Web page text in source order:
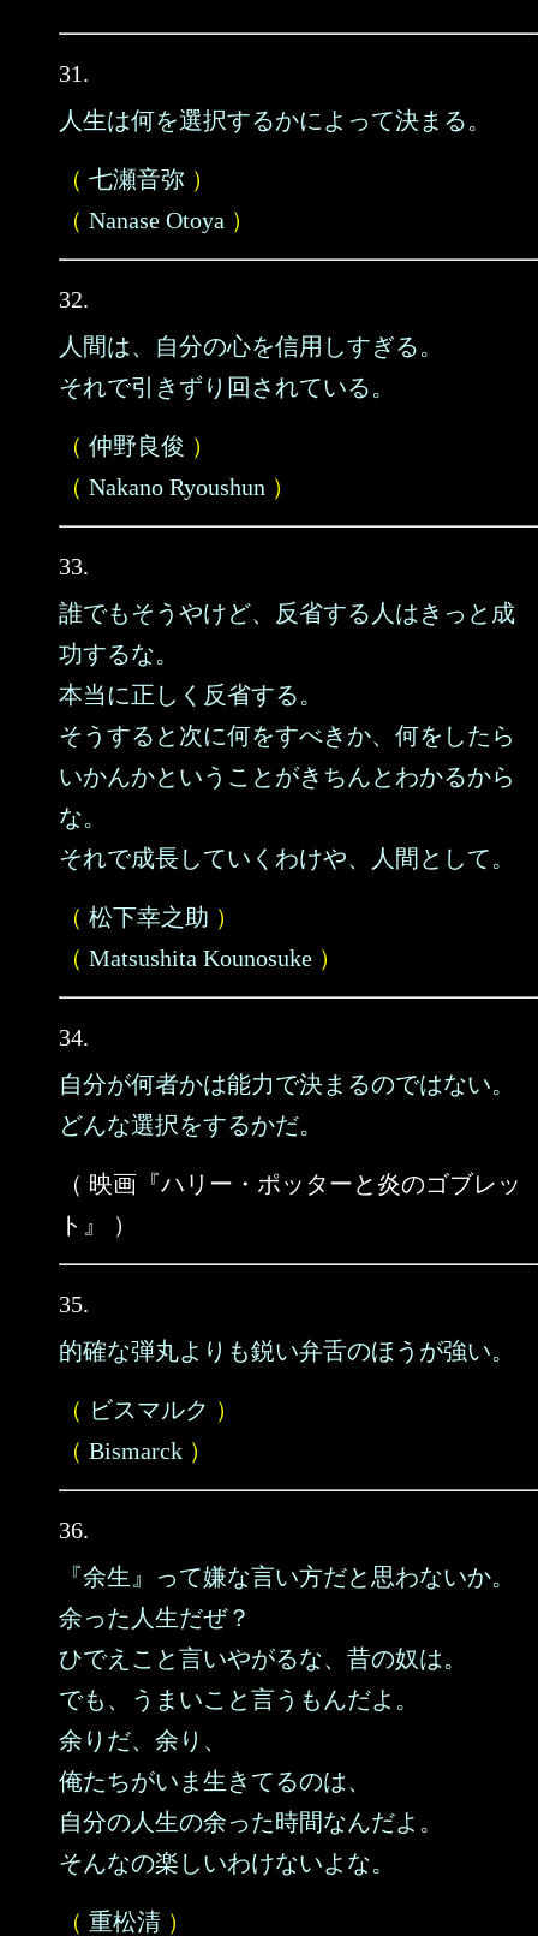
31.
人生は何を選択するかによって決まる。
（ 七瀬音弥 ）
（ Nanase Otoya ）
32.
人間は、自分の心を信用しすぎる。
それで引きずり回されている。
（ 仲野良俊 ）
（ Nakano Ryoushun ）
33.
誰でもそうやけど、反省する人はきっと成
功するな。
本当に正しく反省する。
そうすると次に何をすべきか、何をしたら
いかんかということがきちんとわかるから
な。
それで成長していくわけや、人間として。
（ 松下幸之助 ）
（ Matsushita Kounosuke ）
34.
自分が何者かは能力で決まるのではない。
どんな選択をするかだ。
（ 映画『ハリー・ポッターと炎のゴブレッ
ト』 ）
35.
的確な弾丸よりも鋭い弁舌のほうが強い。
（ ビスマルク ）
（ Bismarck ）
36.
『余生』って嫌な言い方だと思わないか。
余った人生だぜ？
ひでえこと言いやがるな、昔の奴は。
でも、うまいこと言うもんだよ。
余りだ、余り、
俺たちがいま生きてるのは、
自分の人生の余った時間なんだよ。
そんなの楽しいわけないよな。
（ 重松清 ）